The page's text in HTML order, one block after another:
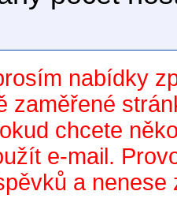
nabídky
zaměřené
chcete
e-mail.
a nenese